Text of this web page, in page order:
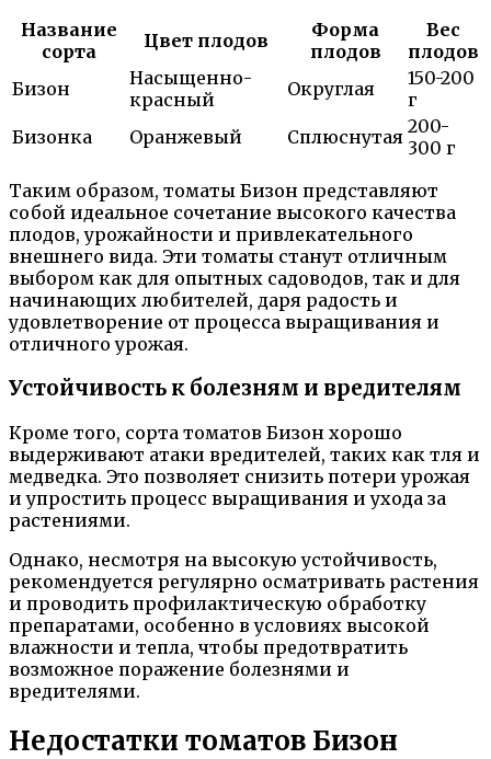
Название
сорта
Цвет плодов
Форма
плодов
Вес
плодов
Бизон
Насыщенно-
красный
Округлая
150-200
г
Бизонка
Оранжевый Сплюснутая 200-
300 г
Таким образом, томаты Бизон представляют
собой идеальное сочетание высокого качества
плодов, урожайности и привлекательного
внешнего вида. Эти томаты станут отличным
выбором как для опытных садоводов, так и для
начинающих любителей, даря радость и
удовлетворение от процесса выращивания и
отличного урожая.
Устойчивость к болезням и вредителям
Кроме того, сорта томатов Бизон хорошо
выдерживают атаки вредителей, таких как тля и
медведка. Это позволяет снизить потери урожая
и упростить процесс выращивания и ухода за
растениями.
Однако, несмотря на высокую устойчивость,
рекомендуется регулярно осматривать растения
и проводить профилактическую обработку
препаратами, особенно в условиях высокой
влажности и тепла, чтобы предотвратить
возможное поражение болезнями и
вредителями.
Недостатки томатов Бизон